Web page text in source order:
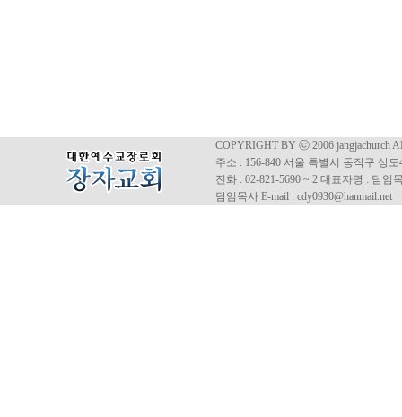
COPYRIGHT BY ⓒ 2006 jangjachurch
주소 : 156-840 서울 특별시 동작구 상도
전화 : 02-821-5690 ~ 2 대표자명 : 담임
담임목사 E-mail : cdy0930@hanmail.net